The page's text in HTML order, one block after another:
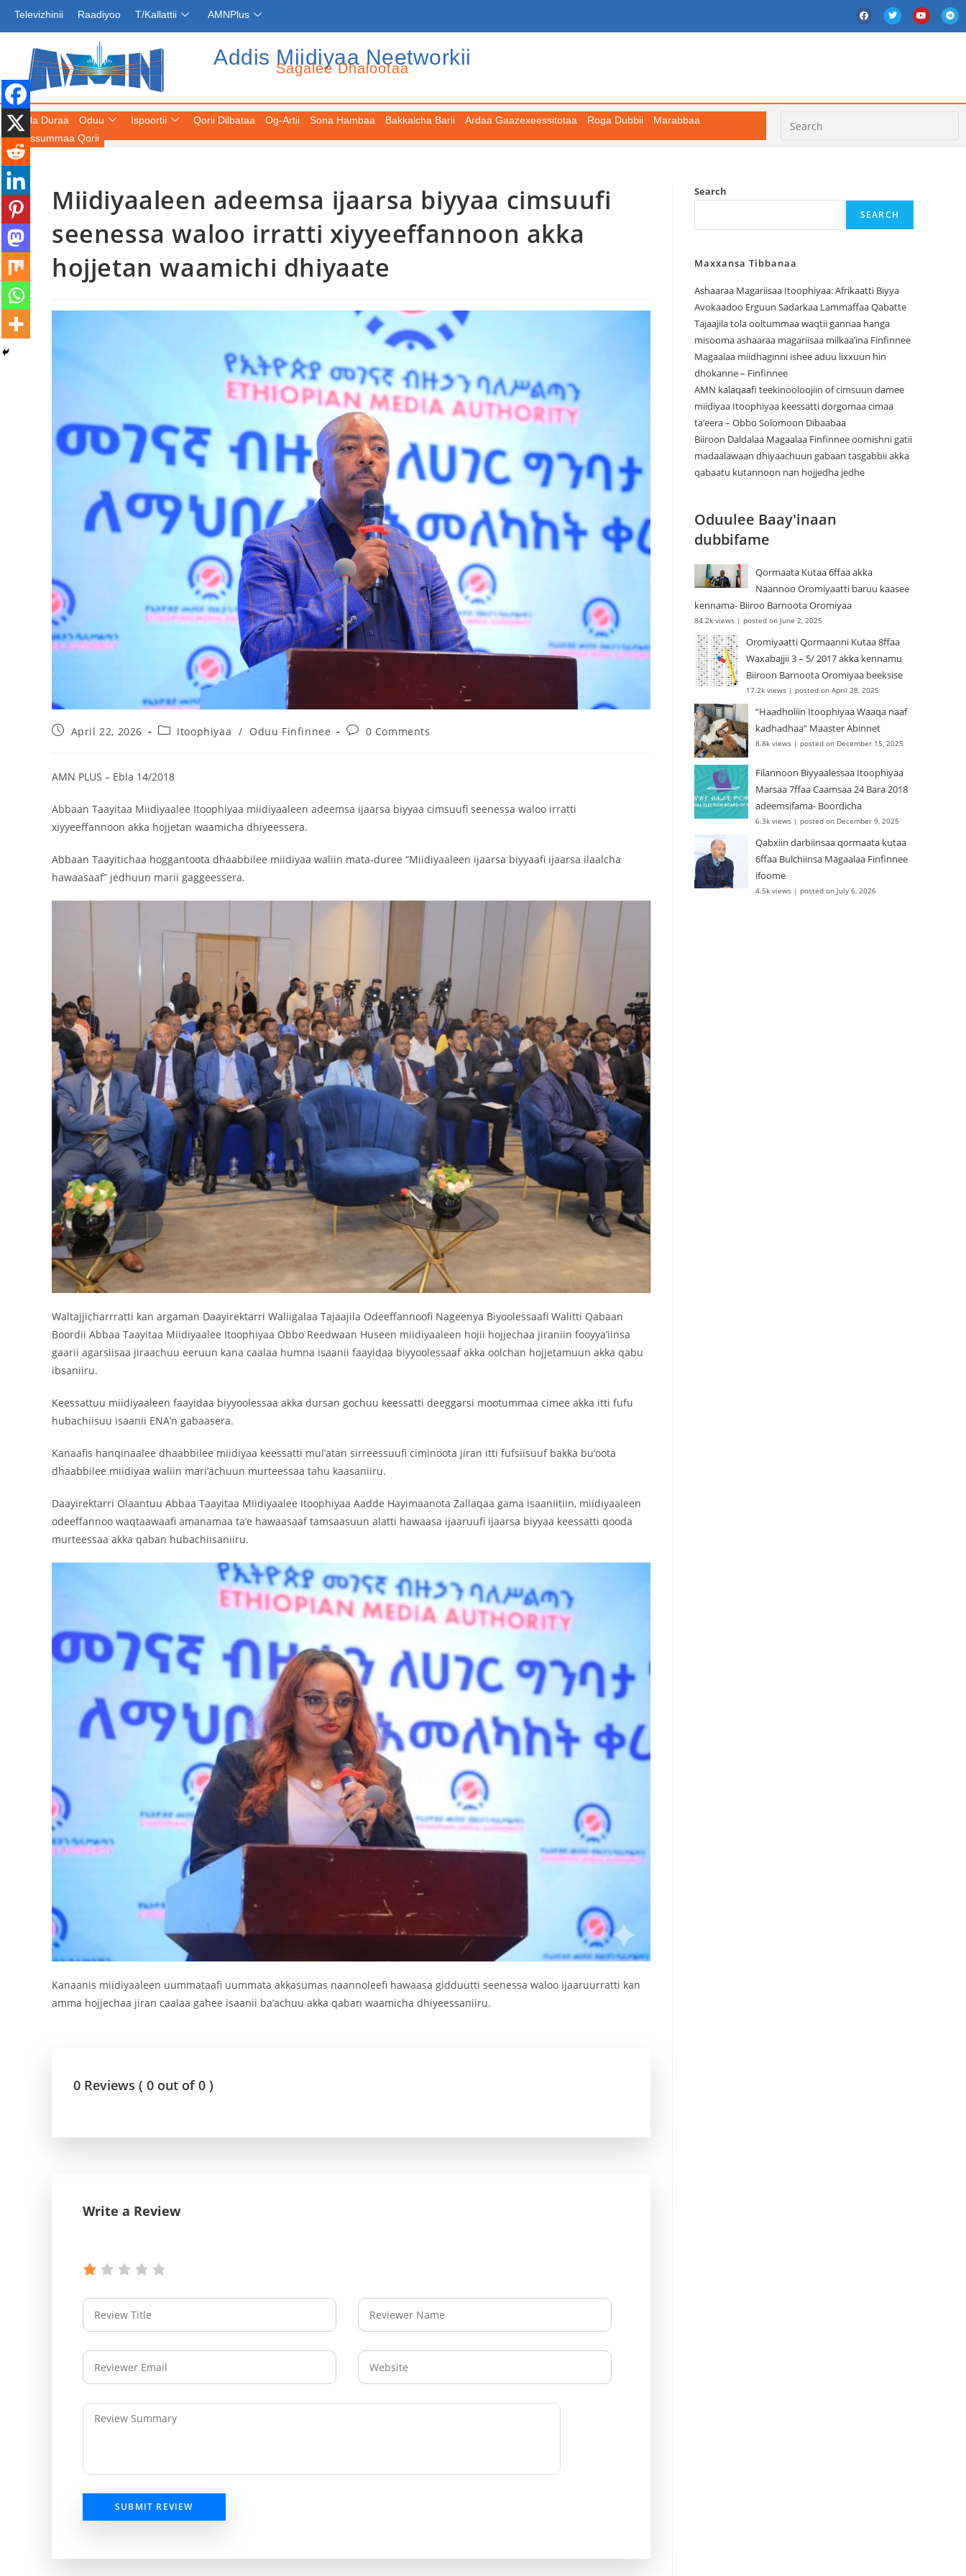
Televizhinii Raadiyoo T/Kallattii AMNPlus
Addis Miidiyaa Neetworkii
Sagalee Dhalootaa
Fuula Duraa Oduu
Afrikaatti Biyya Avokaadoo Erguun
Sadarkaa Lammaffaa Qabatte
Jijjiirama saffisa Itoophiyaan roga maraan
galmeessaa jirtu ajaa’ibsiifachuu
dhiisuun hin danda’amu – Xiinxala CNN
August 4, 2026
Ispoortii Qorii Dilbataa Og-Artii Sona Hambaa Bakkalcha Barii Ardaa Gaazexeessitotaa Roga Dubbii
Marabbaa
Keessummaa Qorii
Miidiyaaleen adeemsa ijaarsa biyyaa cimsuufi
seenessa waloo irratti xiyyeeffannoon akka
hojjetan waamichi dhiyaate
April 22, 2026 Itoophiyaa / Oduu Finfinnee 0 Comments
AMN PLUS – Ebla 14/2018
Abbaan Taayitaa Miidiyaalee Itoophiyaa miidiyaaleen adeemsa ijaarsa biyyaa cimsuufi seenessa waloo irratti
xiyyeeffannoon akka hojjetan waamicha dhiyeessera.
Abbaan Taayitichaa hoggantoota dhaabbilee miidiyaa waliin mata-duree “Miidiyaaleen ijaarsa biyyaafi ijaarsa ilaalcha
hawaasaaf” jedhuun marii gaggeessera.
Waltajjicharrratti kan argaman Daayirektarri Waliigalaa Tajaajila Odeeffannoofi Nageenya Biyoolessaafi Walitti Qabaan
Boordii Abbaa Taayitaa Miidiyaalee Itoophiyaa Obbo Reedwaan Huseen miidiyaaleen hojii hojjechaa jiraniin fooyya’iinsa
gaarii agarsiisaa jiraachuu eeruun kana caalaa humna isaanii faayidaa biyyoolessaaf akka oolchan hojjetamuun akka qabu
ibsaniiru.
Keessattuu miidiyaaleen faayidaa biyyoolessaa akka dursan gochuu keessatti deeggarsi mootummaa cimee akka itti fufu
hubachiisuu isaanii ENA’n gabaasera.
Kanaafis hanqinaalee dhaabbilee miidiyaa keessatti mul’atan sirreessuufi ciminoota jiran itti fufsiisuuf bakka bu’oota
dhaabbilee miidiyaa waliin mari’achuun murteessaa tahu kaasaniiru.
Daayirektarri Olaantuu Abbaa Taayitaa Miidiyaalee Itoophiyaa Aadde Hayimaanota Zallaqaa gama isaaniitiin, miidiyaaleen
odeeffannoo waqtaawaafi amanamaa ta’e hawaasaaf tamsaasuun alatti hawaasa ijaaruufi ijaarsa biyyaa keessatti qooda
murteessaa akka qaban hubachiisaniiru.
Kanaanis miidiyaaleen uummataafi uummata akkasumas naannoleefi hawaasa gidduutti seenessa waloo ijaaruurratti kan
amma hojjechaa jiran caalaa gahee isaanii ba’achuu akka qaban waamicha dhiyeessaniiru.
0 Reviews ( 0 out of 0 )
Write a Review
SUBMIT REVIEW
Search
SEARCH
Maxxansa Tibbanaa
Ashaaraa Magariisaa Itoophiyaa: Afrikaatti Biyya
Avokaadoo Erguun Sadarkaa Lammaffaa Qabatte
Tajaajila tola ooltummaa waqtii gannaa hanga
misooma ashaaraa magariisaa milkaa’ina Finfinnee
Magaalaa miidhaginni ishee aduu lixxuun hin
dhokanne – Finfinnee
‎AMN kalaqaafi teekinooloojiin of cimsuun damee
miidiyaa Itoophiyaa keessatti dorgomaa cimaa
ta’eera – Obbo Solomoon Dibaabaa
Biiroon Daldalaa Magaalaa Finfinnee oomishni gatii
madaalawaan dhiyaachuun gabaan tasgabbii akka
qabaatu kutannoon nan hojjedha jedhe
Oduulee Baay'inaan
dubbifame
Qormaata Kutaa 6ffaa akka
Naannoo Oromiyaatti baruu kaasee
kennama- Biiroo Barnoota Oromiyaa
84.2k views | posted on June 2, 2025
Oromiyaatti Qormaanni Kutaa 8ffaa
Waxabajjii 3 – 5/ 2017 akka kennamu
Biiroon Barnoota Oromiyaa beeksise
17.2k views | posted on April 28, 2025
“Haadholiin Itoophiyaa Waaqa naaf
kadhadhaa” Maaster Abinnet
8.8k views | posted on December 15, 2025
Filannoon Biyyaalessaa Itoophiyaa
Marsaa 7ffaa Caamsaa 24 Bara 2018
adeemsifama- Boordicha
6.3k views | posted on December 9, 2025
Qabxiin darbiinsaa qormaata kutaa
6ffaa Bulchiinsa Magaalaa Finfinnee
ifoome
4.5k views | posted on July 6, 2026